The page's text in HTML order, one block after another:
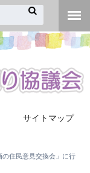
サイトマップ
の住民意見交換会」に行